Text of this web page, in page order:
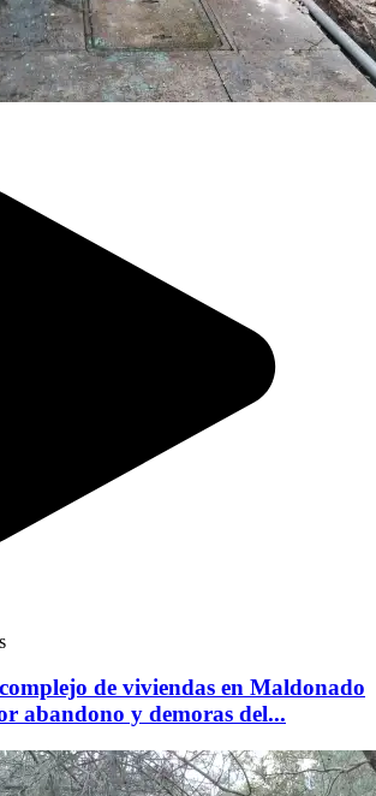
de viviendas en Maldonado
abandono y demoras del...